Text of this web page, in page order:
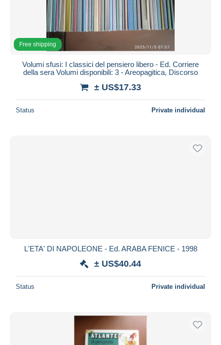
Free shipping
Volumi sfusi: I classici del pensiero libero - Ed. Corriere
della sera Volumi disponibili: 3 - Areopagitica, Discorso
± US$17.33
Status Private individual
L'ETA' DI NAPOLEONE - Ed. ARABA FENICE - 1998
± US$40.44
Status Private individual